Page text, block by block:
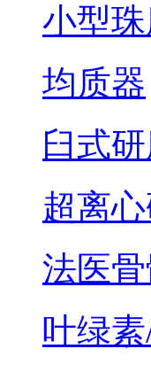
小型
均质器
臼式
超离
法医
叶绿